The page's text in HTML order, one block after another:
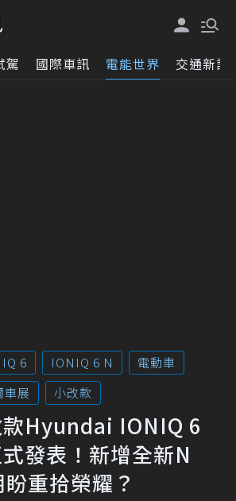
駕 國際車訊 電能世界 交通新訊
6 IONIQ 6 N
電動車
車展 小改款
款Hyundai IONIQ 6
發表！新增全新N
重拾榮耀？